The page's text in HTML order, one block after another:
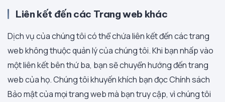
Liên kết đến các Trang web khác
Dịch vụ của chúng tôi có thể chứa liên kết đến các trang
web không thuộc quản lý của chúng tôi. Khi bạn nhấp vào
một liên kết bên thứ ba, bạn sẽ chuyển hướng đến trang
web của họ. Chúng tôi khuyến khích bạn đọc Chính sách
Bảo mật của mọi trang web mà bạn truy cập, vì chúng tôi